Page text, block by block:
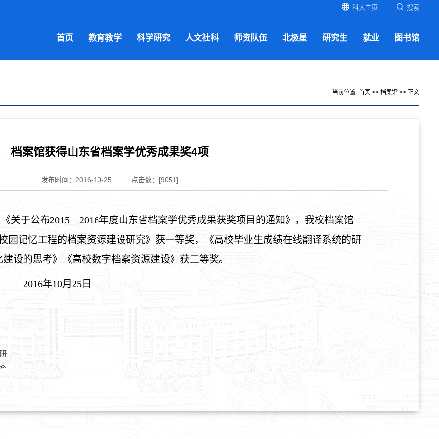
科大主页 搜索
首页 教育教学 科学研究 人文社科 师资队伍 北极星 研究生 就业 图书馆
当前位置: 首页 >> 档案馆>> 正文
档案馆获得山东省档案学优秀成果奖4项
发布时间：2016-10-25 点击数：[9051]
关于公布2015—2016年度山东省档案学优秀成果获奖项目的通知》，我校档案馆
园记忆工程的档案资源建设研究》获一等奖，《高校毕业生成绩在线翻译系统的研
设的思考》《高校数字档案资源建设》获二等奖。
25日